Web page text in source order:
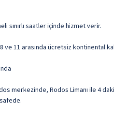
sınırlı saatler içinde hizmet verir.
ve 11 arasında ücretsiz kontinental
merkezinde, Rodos Limanı ile 4